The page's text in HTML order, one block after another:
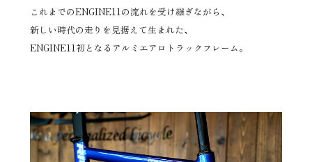
これまでのENGINE11の流れを受け継ぎながら、
新しい時代の走りを見据えて生まれた、
ENGINE11初となるアルミエアロトラックフレーム。